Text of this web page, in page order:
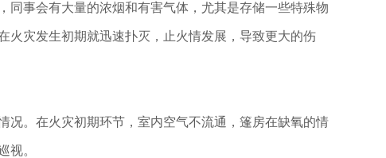
事会有大量的浓烟和有害气体，尤其是存储一些特殊物
火灾发生初期就迅速扑灭，止火情发展，导致更大的伤
况。在火灾初期环节，室内空气不流通，篷房在缺氧的情
视。